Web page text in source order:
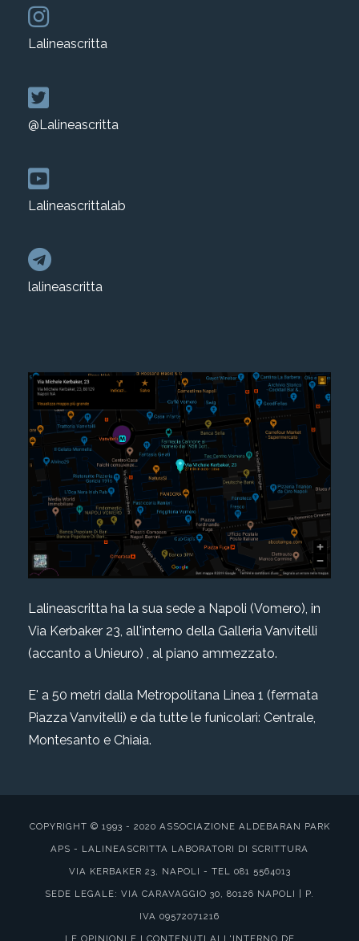
Lalineascritta
@Lalineascritta
Lalineascrittalab
lalineascritta
Lalineascritta ha la sua sede a Napoli (Vomero), in
Via Kerbaker 23, all'interno della Galleria Vanvitelli
(accanto a Unieuro) , al piano ammezzato.
E' a 50 metri dalla Metropolitana Linea 1 (fermata
Piazza Vanvitelli) e da tutte le funicolari: Centrale,
Montesanto e Chiaia.
COPYRIGHT © 1993 - 2020 ASSOCIAZIONE ALDEBARAN PARK
APS - LALINEASCRITTA LABORATORI DI SCRITTURA
VIA KERBAKER 23, NAPOLI - TEL 081 5564013
SEDE LEGALE: VIA CARAVAGGIO 30, 80126 NAPOLI | P.
IVA 09572071216
LE OPINIONI E I CONTENUTI ALL'INTERNO DE